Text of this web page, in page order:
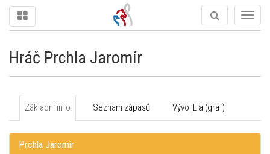
Hráč Prchla Jaromír
Základní info Seznam zápasů Vývoj Ela (graf)
Prchla Jaromír